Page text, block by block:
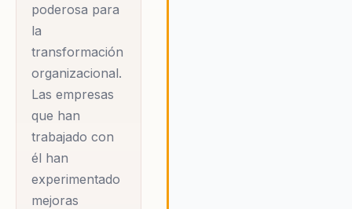
poderosa para
la
transformación
organizacional.
Las empresas
que han
trabajado con
él han
experimentado
mejoras